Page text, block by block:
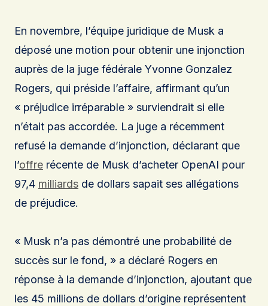
En novembre, l’équipe juridique de Musk a
déposé une motion pour obtenir une injonction
auprès de la juge fédérale Yvonne Gonzalez
Rogers, qui préside l’affaire, affirmant qu’un
« préjudice irréparable » surviendrait si elle
n’était pas accordée. La juge a récemment
refusé la demande d’injonction, déclarant que
l’offre récente de Musk d’acheter OpenAI pour
97,4 milliards de dollars sapait ses allégations
de préjudice.
« Musk n’a pas démontré une probabilité de
succès sur le fond, » a déclaré Rogers en
réponse à la demande d’injonction, ajoutant que
les 45 millions de dollars d’origine représentent